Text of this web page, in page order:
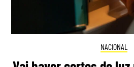
NACIONAL